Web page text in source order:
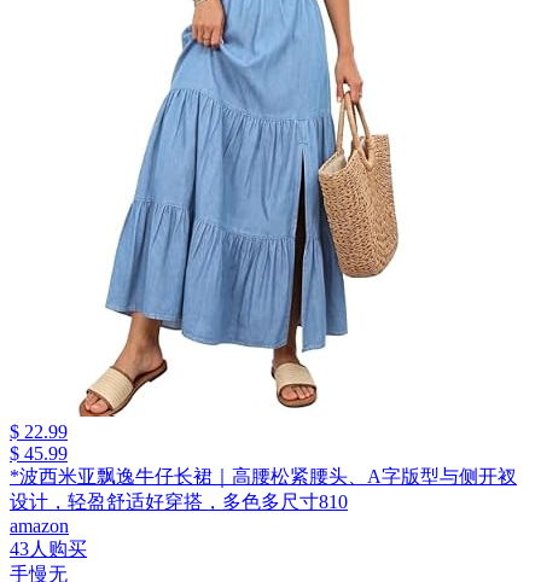
$ 22.99
$ 45.99
*波西米亚飘逸牛仔长裙｜高腰松紧腰头、A字版型与侧开衩
设计，轻盈舒适好穿搭，多色多尺寸810
amazon
43人购买
手慢无